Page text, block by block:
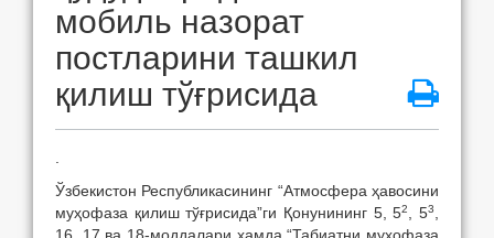
мобиль назорат
постларини ташкил
қилиш тўғрисида
Ўзбекистон Республикасининг “Атмосфера ҳавосини
муҳофаза қилиш тўғрисида”ги Қонунининг 5, 52 , 53